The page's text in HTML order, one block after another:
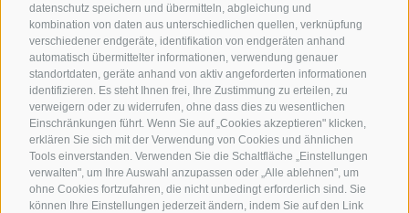
datenschutz speichern und übermitteln, abgleichung und
kombination von daten aus unterschiedlichen quellen, verknüpfung
verschiedener endgeräte, identifikation von endgeräten anhand
automatisch übermittelter informationen, verwendung genauer
standortdaten, geräte anhand von aktiv angeforderten informationen
identifizieren. Es steht Ihnen frei, Ihre Zustimmung zu erteilen, zu
verweigern oder zu widerrufen, ohne dass dies zu wesentlichen
Einschränkungen führt. Wenn Sie auf „Cookies akzeptieren" klicken,
erklären Sie sich mit der Verwendung von Cookies und ähnlichen
Tools einverstanden. Verwenden Sie die Schaltfläche „Einstellungen
verwalten", um Ihre Auswahl anzupassen oder „Alle ablehnen", um
ohne Cookies fortzufahren, die nicht unbedingt erforderlich sind. Sie
können Ihre Einstellungen jederzeit ändern, indem Sie auf den Link